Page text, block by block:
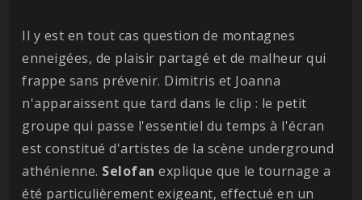
Il y est en tout cas question de montagnes
enneigées, de plaisir partagé et de malheur qui
frappe sans prévenir. Dimitris et Joanna
n'apparaissent que tard dans le clip : le petit
groupe qui passe l'essentiel du temps à l'écran
est constitué d'artistes de la scène underground
athénienne. Selofan explique que le tournage a
été particulièrement exigeant, effectué en un